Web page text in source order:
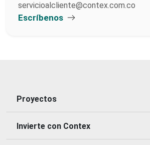
servicioalcliente@contex.com.co
Escríbenos
Proyectos
Invierte con Contex